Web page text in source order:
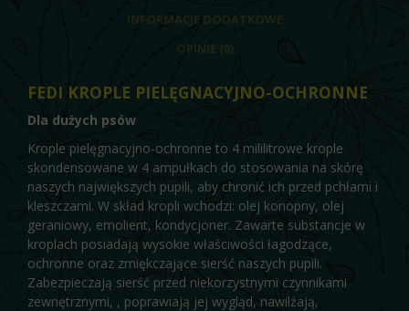
INFORMACJE DODATKOWE
OPINIE (0)
FEDI KROPLE PIELĘGNACYJNO-OCHRONNE
Dla dużych psów
Krople pielęgnacyjno-ochronne to 4 mililitrowe krople
skondensowane w 4 ampułkach do stosowania na skórę
naszych największych pupili, aby chronić ich przed pchłami i
kleszczami. W skład kropli wchodzi: olej konopny, olej
geraniowy, emolient, kondycjoner. Zawarte substancje w
kroplach posiadają wysokie właściwości łagodzące,
ochronne oraz zmiękczające sierść naszych pupili.
Zabezpieczają sierść przed niekorzystnymi czynnikami
zewnętrznymi, , poprawiają jej wygląd, nawilżają,